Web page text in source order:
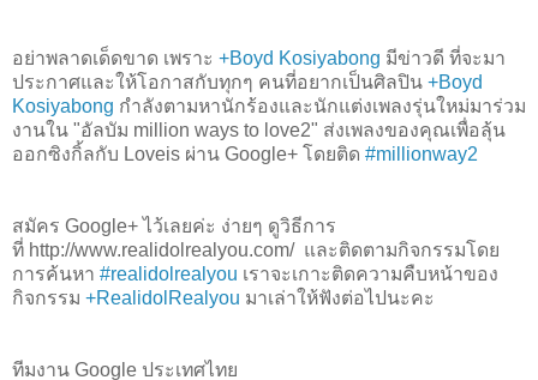
อย่าพลาดเด็ดขาด เพราะ +Boyd Kosiyabong มีข่าวดี ที่จะมา
ประกาศและให้โอกาสกับทุกๆ คนที่อยากเป็นศิลปิน +Boyd
Kosiyabong กำลังตามหานักร้องและนักแต่งเพลงรุ่นใหม่มาร่วม
งานใน "อัลบัม million ways to love2" ส่งเพลงของคุณเพื่อลุ้น
ออกซิงกิ้ลกับ Loveis ผ่าน Google+ โดยติด #millionway2
สมัคร Google+ ไว้เลยค่ะ ง่ายๆ ดูวิธีการ
ที่ http://www.realidolrealyou.com/และติดตามกิจกรรมโดย
การค้นหา #realidolrealyou เราจะเกาะติดความคืบหน้าของ
กิจกรรม +RealidolRealyou มาเล่าให้ฟังต่อไปนะคะ
ทีมงาน Google ประเทศไทย